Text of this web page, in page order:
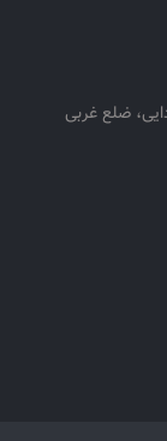
ضلع غربی